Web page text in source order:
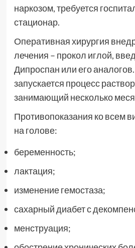
наркозом, требуется
стационар.
Оперативная хирургия
лечения – прокол иглой,
Дипроспан или его
запускается процесс
занимающий несколько
Противопоказания ко всем
на голове:
беременность;
лактация;
изменение гемостаза;
сахарный диабет с
менструация;